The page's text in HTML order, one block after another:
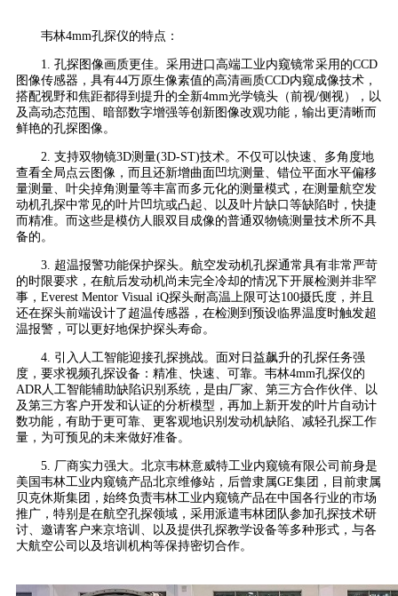
韦林4mm孔探仪的特点：
1. 孔探图像画质更佳。采用进口高端工业内窥镜常采用的CCD
图像传感器，具有44万原生像素值的高清画质CCD内窥成像技术，
搭配视野和焦距都得到提升的全新4mm光学镜头（前视/侧视），以
及高动态范围、暗部数字增强等创新图像改观功能，输出更清晰而
鲜艳的孔探图像。
2. 支持双物镜3D测量(3D-ST)技术。不仅可以快速、多角度地
查看全局点云图像，而且还新增曲面凹坑测量、错位平面水平偏移
量测量、叶尖掉角测量等丰富而多元化的测量模式，在测量航空发
动机孔探中常见的叶片凹坑或凸起、以及叶片缺口等缺陷时，快捷
而精准。而这些是模仿人眼双目成像的普通双物镜测量技术所不具
备的。
3. 超温报警功能保护探头。航空发动机孔探通常具有非常严苛
的时限要求，在航后发动机尚未完全冷却的情况下开展检测并非罕
事，Everest Mentor Visual iQ探头耐高温上限可达100摄氏度，并且
还在探头前端设计了超温传感器，在检测到预设临界温度时触发超
温报警，可以更好地保护探头寿命。
4. 引入人工智能迎接孔探挑战。面对日益飙升的孔探任务强
度，要求视频孔探设备：精准、快速、可靠。韦林4mm孔探仪的
ADR人工智能辅助缺陷识别系统，是由厂家、第三方合作伙伴、以
及第三方客户开发和认证的分析模型，再加上新开发的叶片自动计
数功能，有助于更可靠、更客观地识别发动机缺陷、减轻孔探工作
量，为可预见的未来做好准备。
5. 厂商实力强大。北京韦林意威特工业内窥镜有限公司前身是
美国韦林工业内窥镜产品北京维修站，后曾隶属GE集团，目前隶属
贝克休斯集团，始终负责韦林工业内窥镜产品在中国各行业的市场
推广，特别是在航空孔探领域，采用派遣韦林团队参加孔探技术研
讨、邀请客户来京培训、以及提供孔探教学设备等多种形式，与各
大航空公司以及培训机构等保持密切合作。